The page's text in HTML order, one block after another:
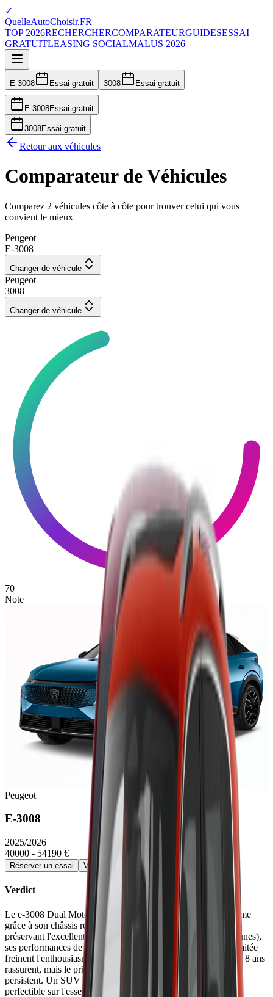
✓
QuelleAutoChoisir.FR
TOP 2026RECHERCHERCOMPARATEURGUIDESESSAI
GRATUITLEASING SOCIALMALUS 2026
E-3008 Essai gratuit 3008 Essai gratuit
E-3008Essai gratuit
3008Essai gratuit
Retour aux véhicules
Comparateur de Véhicules
Comparez 2 véhicules côte à côte pour trouver celui qui vous
convient le mieux
Peugeot
E-3008
Changer de véhicule
Peugeot
3008
Changer de véhicule
70
Note
Peugeot
E-3008
2025/2026
40000 - 54190 €
Réserver un essai Voir la fiche détaillée →
Verdict
Le e-3008 Dual Motor 325 ch améliore nettement le dynamisme
grâce à son châssis revu et sa transmission intégrale, tout en
préservant l'excellent confort. Mais son poids excessif (2,2 tonnes),
ses performances de recharge décevantes et son autonomie limitée
freinent l'enthousiasme. L'habitacle spectaculaire et la garantie 8 ans
rassurent, mais le prix élevé (53 990 €) et les bugs logiciels
persistent. Un SUV électrique confortable et bien fini, mais
perfectible sur l'essentiel : autonomie et recharge.